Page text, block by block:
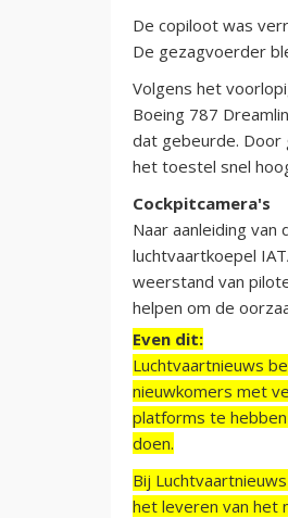
De copiloot was
De gezagvoerder
Volgens het
Boeing 787
dat gebeurde. Door
het toestel snel
Cockpitcamera's
Naar aanleiding
luchtvaartkoepel
weerstand van
helpen om de
Even dit:
Luchtvaartnieuws
nieuwkomers met
platforms te
doen.
Bij
het leveren van het